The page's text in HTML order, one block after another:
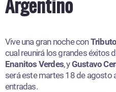
Vive una gran noche con
cual reunirá los grandes éxitos
Enanitos Verdes, yGustavo
será este martes 18 de agosto
entradas.​